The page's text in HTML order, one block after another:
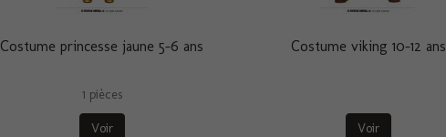
Costume princesse jaune 5-6 ans
1 pièces
Voir
Costume viking 10-12 ans
Voir